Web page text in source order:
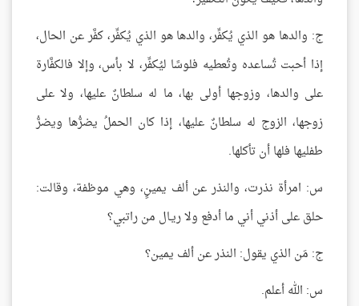
ج: والدها هو الذي يُكفِّر، والدها هو الذي يُكفِّر، كفَّر عن الحال،
إذا أحبت تُساعده وتُعطيه فلوسًا ليُكفِّر، لا بأس، وإلا فالكفَّارة
على والدها، وزوجها أولى بها، ما له سلطانٌ عليها، ولا على
زوجها، الزوج له سلطانٌ عليها، إذا كان الحملُ يضرُّها ويضرُّ
طفليها فلها أن تأكلها.
س: امرأة نذرت، والنذر عن ألف يمينٍ، وهي موظفة، وقالت:
حلق على أذني أني ما أدفع ولا ريـال من راتبي؟
ج: مَن الذي يقول: النذر عن ألف يمين؟
س: الله أعلم.